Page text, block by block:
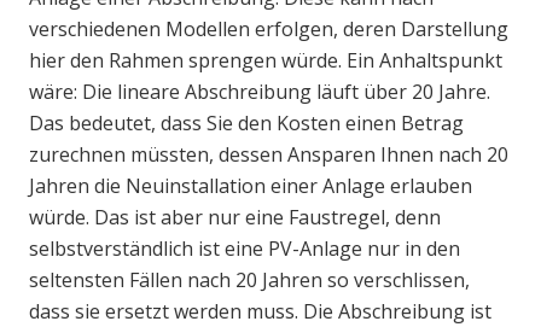
verschiedenen Modellen erfolgen, deren Darstellung
hier den Rahmen sprengen würde. Ein Anhaltspunkt
wäre: Die lineare Abschreibung läuft über 20 Jahre.
Das bedeutet, dass Sie den Kosten einen Betrag
zurechnen müssten, dessen Ansparen Ihnen nach 20
Jahren die Neuinstallation einer Anlage erlauben
würde. Das ist aber nur eine Faustregel, denn
selbstverständlich ist eine PV-Anlage nur in den
seltensten Fällen nach 20 Jahren so verschlissen,
dass sie ersetzt werden muss. Die Abschreibung ist